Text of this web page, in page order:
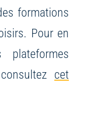
formations
Pour en
cet